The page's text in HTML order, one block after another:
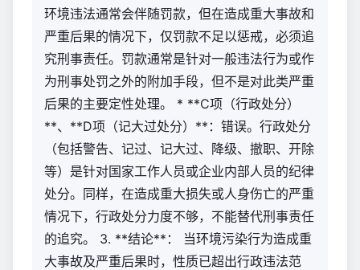
环境违法通常会伴随罚款，但在造成重大事故和
严重后果的情况下，仅罚款不足以惩戒，必须追
究刑事责任。罚款通常是针对一般违法行为或作
为刑事处罚之外的附加手段，但不是对此类严重
后果的主要定性处理。 * **C项（行政处分）
**、**D项（记大过处分）**：错误。行政处分
（包括警告、记过、记大过、降级、撤职、开除
等）是针对国家工作人员或企业内部人员的纪律
处分。同样，在造成重大损失或人身伤亡的严重
情况下，行政处分力度不够，不能替代刑事责任
的追究。 3. **结论**： 当环境污染行为造成重
大事故及严重后果时，性质已超出行政违法范